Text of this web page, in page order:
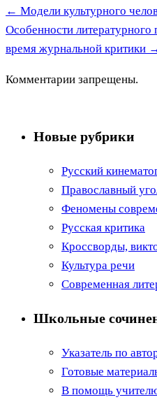
← Модели культурного
Особенности литературного
время журнальной критики
Комментарии запрещены.
Новые рубрики
Русский
Православный
Феномены
Русская критика
Кроссворды,
Культура речи
Современная
Школьные
Указатель по
Готовые
В помощь